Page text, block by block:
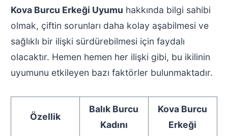
Kova Burcu Erkeği Uyumu hakkında bilgi sahibi
olmak, çiftin sorunları daha kolay aşabilmesi ve
sağlıklı bir ilişki sürdürebilmesi için faydalı
olacaktır. Hemen hemen her ilişki gibi, bu ikilinin
uyumunu etkileyen bazı faktörler bulunmaktadır.
Özellik
Balık Burcu
Kadını
Kova Burcu
Erkeği